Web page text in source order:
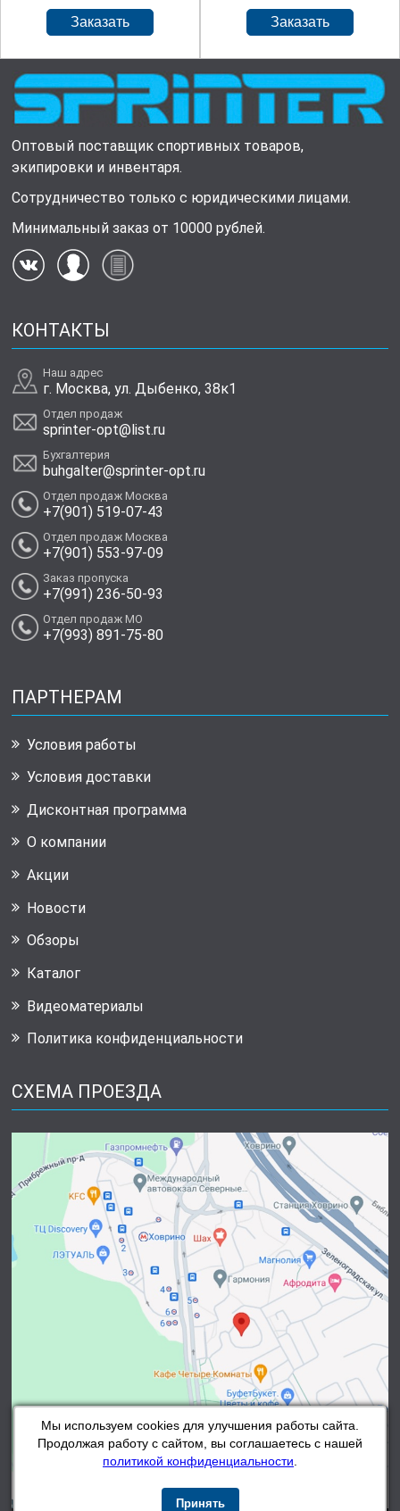
Мы используем cookies для улучшения работы сайта.
Продолжая работу с сайтом, вы соглашаетесь с нашей
политикой конфиденциальности
Принять
Оптовый поставщик спортивных товаров,
экипировки и инвентаря.
Сотрудничество только с юридическими лицами.
Минимальный заказ от 10000 рублей.
КОНТАКТЫ
Наш адрес
г. Москва, ул. Дыбенко, 38к1
Отдел продаж
sprinter-opt@list.ru
Бухгалтерия
buhgalter@sprinter-opt.ru
Отдел продаж Москва
+7(901) 519-07-43
Отдел продаж Москва
+7(901) 553-97-09
Заказ пропуска
+7(991) 236-50-93
Отдел продаж МО
+7(993) 891-75-80
ПАРТНЕРАМ
Условия работы
Условия доставки
Дисконтная программа
О компании
Акции
Новости
Обзоры
Каталог
Видеоматериалы
Политика конфиденциальности
СХЕМА ПРОЕЗДА